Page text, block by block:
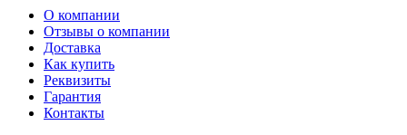
О компании
Отзывы о компании
Доставка
Как купить
Реквизиты
Гарантия
Контакты